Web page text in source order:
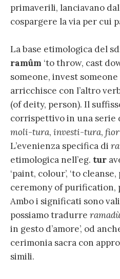
primaverili, lanciavano
cospargere la via per cui
La base etimologica del
ramûm ‘to throw, cast
someone, invest
arricchisce con l’altro
(of deity, person). Il
corrispettivo in una serie
moli-tura, investi-tura,
L’evenienza specifica di
etimologica nell’eg. tur
‘paint, colour’, ‘to
ceremony of purification,
Ambo i significati sono
possiamo tradurre
in gesto d’amore’, od
cerimonia sacra con
simili.